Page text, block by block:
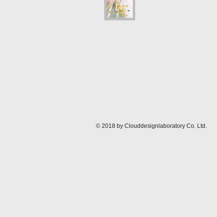
© 2018 by Clouddesignlaboratory Co. Ltd.